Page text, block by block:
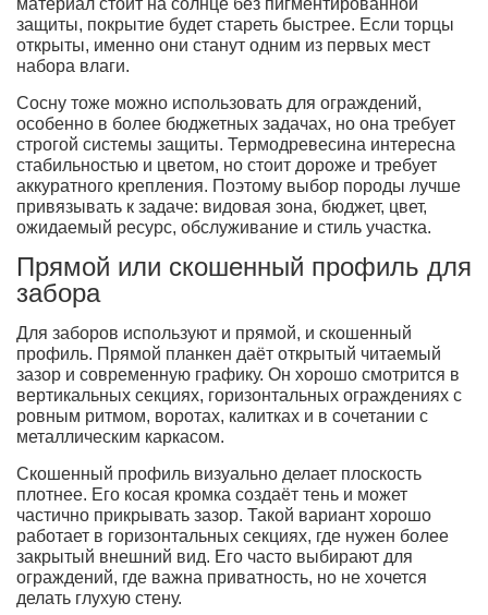
защиты, покрытие будет стареть быстрее. Если торцы
открыты, именно они станут одним из первых мест
набора влаги.
Сосну тоже можно использовать для ограждений,
особенно в более бюджетных задачах, но она требует
строгой системы защиты. Термодревесина интересна
стабильностью и цветом, но стоит дороже и требует
аккуратного крепления. Поэтому выбор породы лучше
привязывать к задаче: видовая зона, бюджет, цвет,
ожидаемый ресурс, обслуживание и стиль участка.
Прямой или скошенный профиль для
забора
Для заборов используют и прямой, и скошенный
профиль. Прямой планкен даёт открытый читаемый
зазор и современную графику. Он хорошо смотрится в
вертикальных секциях, горизонтальных ограждениях с
ровным ритмом, воротах, калитках и в сочетании с
металлическим каркасом.
Скошенный профиль визуально делает плоскость
плотнее. Его косая кромка создаёт тень и может
частично прикрывать зазор. Такой вариант хорошо
работает в горизонтальных секциях, где нужен более
закрытый внешний вид. Его часто выбирают для
ограждений, где важна приватность, но не хочется
делать глухую стену.